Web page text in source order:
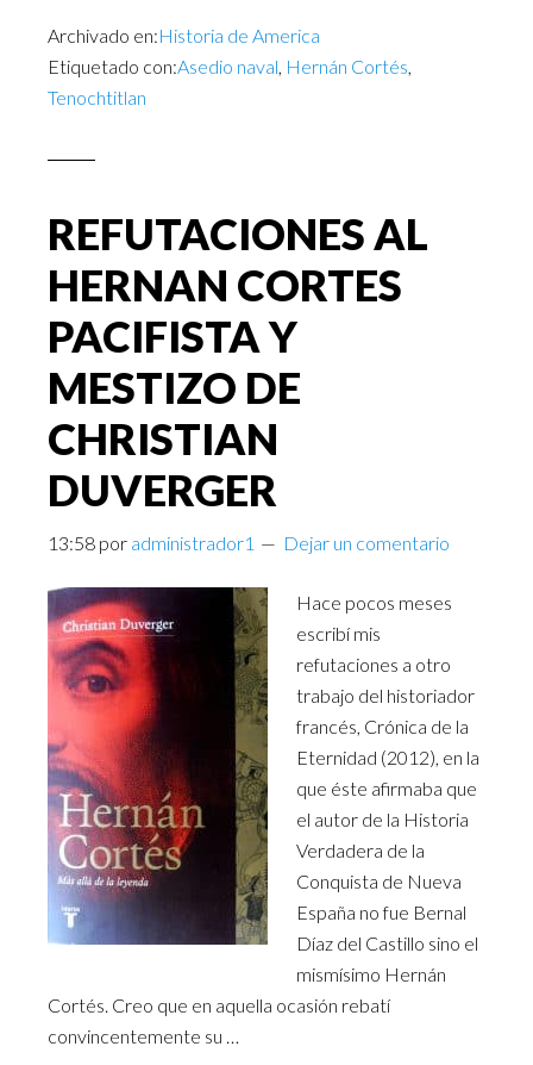
Archivado en:Historia de America
Etiquetado con:Asedio naval, Hernán Cortés,
Tenochtitlan
REFUTACIONES AL
HERNAN CORTES
PACIFISTA Y
MESTIZO DE
CHRISTIAN
DUVERGER
13:58 por administrador1 Dejar un comentario
Hace pocos meses
escribí mis
refutaciones a otro
trabajo del historiador
francés, Crónica de la
Eternidad (2012), en la
que éste afirmaba que
el autor de la Historia
Verdadera de la
Conquista de Nueva
España no fue Bernal
Díaz del Castillo sino el
mismísimo Hernán
Cortés. Creo que en aquella ocasión rebatí
convincentemente su …